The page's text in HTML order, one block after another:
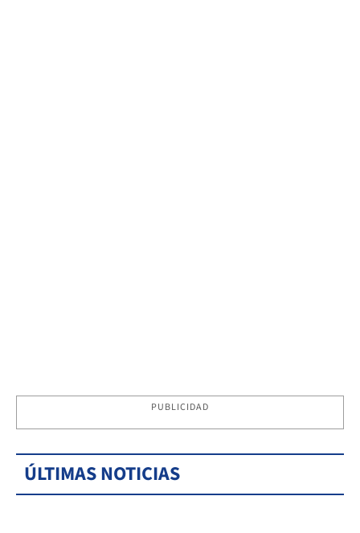
PUBLICIDAD
ÚLTIMAS NOTICIAS